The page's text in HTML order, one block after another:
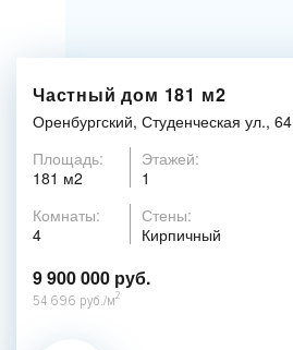
Частный дом 181 м2
Оренбургский, Студенческая ул., 64
Площадь:
181 м2
Этажей:
1
Комнаты:
4
Стены:
Кирпичный
9 900 000 руб.
54 696 руб./м2